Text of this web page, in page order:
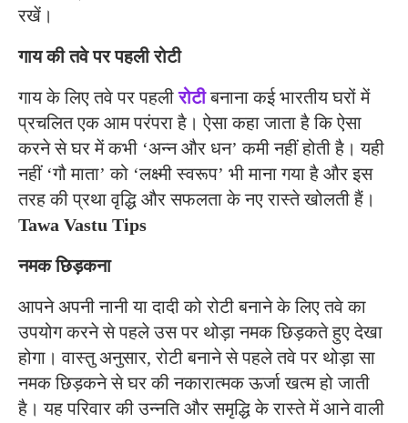
रखें।
गाय की तवे पर पहली रोटी
गाय के लिए तवे पर पहलीरोटीबनाना कई भारतीय घरों में
प्रचलित एक आम परंपरा है। ऐसा कहा जाता है कि ऐसा
करने से घर में कभी ‘अन्न और धन’ कमी नहीं होती है। यही
नहीं ‘गौ माता’ को ‘लक्ष्मी स्वरूप’ भी माना गया है और इस
तरह की प्रथा वृद्धि और सफलता के नए रास्ते खोलती हैं।
Tawa Vastu Tips
नमक छिड़कना
आपने अपनी नानी या दादी को रोटी बनाने के लिए तवे का
उपयोग करने से पहले उस पर थोड़ा नमक छिड़कते हुए देखा
होगा। वास्तु अनुसार, रोटी बनाने से पहले तवे पर थोड़ा सा
नमक छिड़कने से घर की नकारात्मक ऊर्जा खत्म हो जाती
है। यह परिवार की उन्नति और समृद्धि के रास्ते में आने वाली